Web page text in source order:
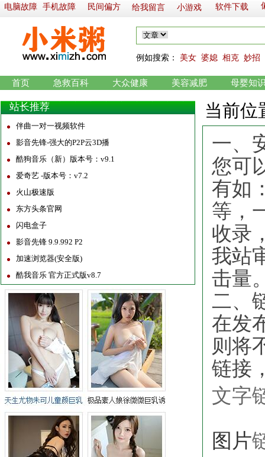
首页 急救百科 大众健康 美容减肥 母婴知
软件下载
小游戏
手机故障 民间偏方 给我留言
例如搜索： 美女 婆媳 相克 妙招
电脑故障
站长推荐
伴曲一对一视频软件
影音先锋-强大的P2P云3D播
酷狗音乐（新）版本号：v9.1
爱奇艺 -版本号：v7.2
火山极速版
东方头条官网
闪电盒子
影音先锋 9.9.992 P2
加速浏览器(安全版)
酷我音乐 官方正式版v8.7
当前
一、
您可
有如
等，
收录
我站
击量
二、
在发
则将
链接
文字
图片